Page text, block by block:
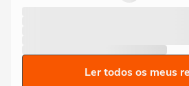
Ler todos os meus